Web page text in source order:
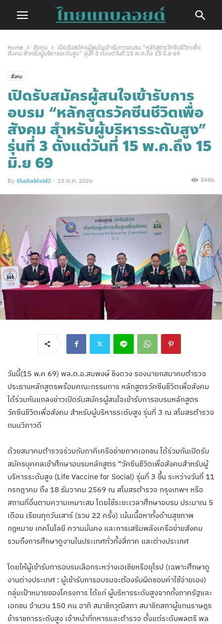
Home สังคม
เปิดรับสมัครผู้สนใจเข้ารับการอบรม “หลักสูตรวัคซีนชีวิตเพื่อ
สังคม สำหรับผู้บริหารระดับสูง” รุ่นที่ 3 ตั้งแต่วันที่ 15 พ.ค.ถึง 15 มิ.ย 69
สังคม
เปิดรับสมัครผู้สนใจเข้ารับการ
อบรม “หลักสูตรวัคซีนชีวิตเพื่อ
สังคม สำหรับผู้บริหารระดับสูง”
รุ่นที่ 3 ตั้งแต่วันที่ 15 พ.ค.ถึง 15
มิ.ย 69
By thaitabloid2 - 15 พ.ค. 2026 8486
วันนี้(15 พ.ค 69) พล.ต.อ.สมพงษ์ ชิงดวง รองนายกสมาคมตำรวจ
ประธานหลักสูตรพร้อมคณะกรรมการ หลักสูตรวัคซีนชีวิตเพื่อสังคม
ได้ร่วมกันแถลงข่าวเปิดรับสมัครผู้สนใจเข้ารับการอบรมหลักสูตร
วัคซีนชีวิตเพื่อสังคม สำหรับผู้บริหารระดับสูง รุ่นที่ 3 ณ สโมสรตำรวจ
ถนนวิภาวดี
ด้วยสมาคมตำรวจร่วมกับภาคีเครือข่ายภาคเอกชน ได้ร่วมกันเปิดรับ
สมัครบุคคลเข้าศึกษาอบรมหลักสูตร “วัคซีนชีวิตเพื่อสังคมสำหรับผู้
บริหารระดับสูง (Life Vaccine for Social) รุ่นที่ 3 ขึ้น ระหว่างวันที่ 11
กรกฎาคม ถึง 18 ธันวาคม 2569 ณ สโมสรตำรวจ กรุงเทพฯ หรือ
สถานที่อื่นตามความเหมาะสม โดยใช้ระยะเวลาศึกษาอบรม ประมาณ 5
เดือน เรียนทุกวันเสาร์ (รวม 22 ครั้ง) เน้นเนื้อหาทั้งด้านสุขภาพ
กฎหมาย เทคโนโลยี ความมั่นคง และการเสริมพลังเครือข่ายสังคม
รวมถึงการศึกษาดูงานในประเทศทั่วทั้งสี่ภาค และต่างประเทศ
โดยให้ผู้เข้ารับการอบรมเลือกระหว่างเอเชียหรือยุโรป (เฉพาะศึกษาดู
งานต่างประเทศ : ผู้เข้ารับการอบรมจะต้องรับผิดชอบค่าใช้จ่ายเอง)
กลุ่มเป้าหมายของโครงการ ได้แก่ ผู้บริหารระดับสูงจากทั้งภาครัฐและ
เอกชน จำนวน 150 คน อาทิ สมาชิกวุฒิสภา สมาชิกสภาผู้แทนราษฎร
ข้าราชการระดับสูง เจ้าหน้าที่ทหารและตำรวจ ตั้งแต่ระดับพลตรี พล